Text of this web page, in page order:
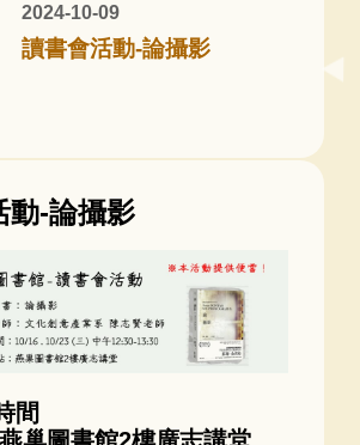
2024-10-09
讀書會活動-論攝影
動-論攝影
間